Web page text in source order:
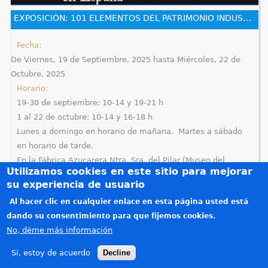
e
t
t
e
d
a
EXPOSICIÓN: 101 ELEMENTOS DEL PATRIMONIO INDUSTRIAL EN ESPAÑA
Fecha:
De Viernes, 19 de Septiembre, 2025 hasta Miércoles, 22 de
Octubre, 2025
Horario:
19-30 de septiembre: 10-14 y 19-21 h
1 al 22 de octubre: 10-14 y 16-18 h
Lunes a domingo en horario de mañana. Martes a sábado
en horario de tarde.
En la Fábrica Azucarera Ntra. Sra. del Pilar (Museo del
Azúcar)
Antiguo almacén de azúcar
Créditos
Teléfonos de interés
Política de privacidad
Copyright © 2015-2026. Todos los derechos reservados. Diseñado por
Utilizamos cookies en este sitio para mejorar
su experiencia de usuario
Al hacer clic en cualquier enlace en esta página usted está
dando su consentimiento para que fijemos cookies.
No, déme más información
Sí, estoy de acuerdo Decline